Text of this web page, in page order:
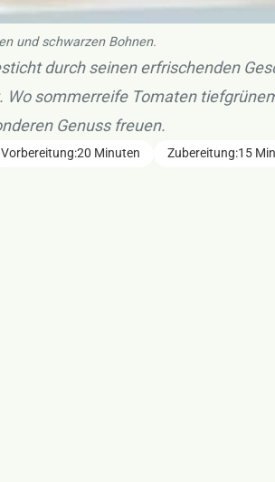
und schwarzen Bohnen.
durch seinen erfrischenden
sommerreife Tomaten
Genuss freuen.
Vorbereitung:20 Minuten Zubereitung:15